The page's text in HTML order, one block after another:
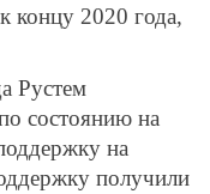
концу 2020 года,
Рустем
состоянию на
на
получили